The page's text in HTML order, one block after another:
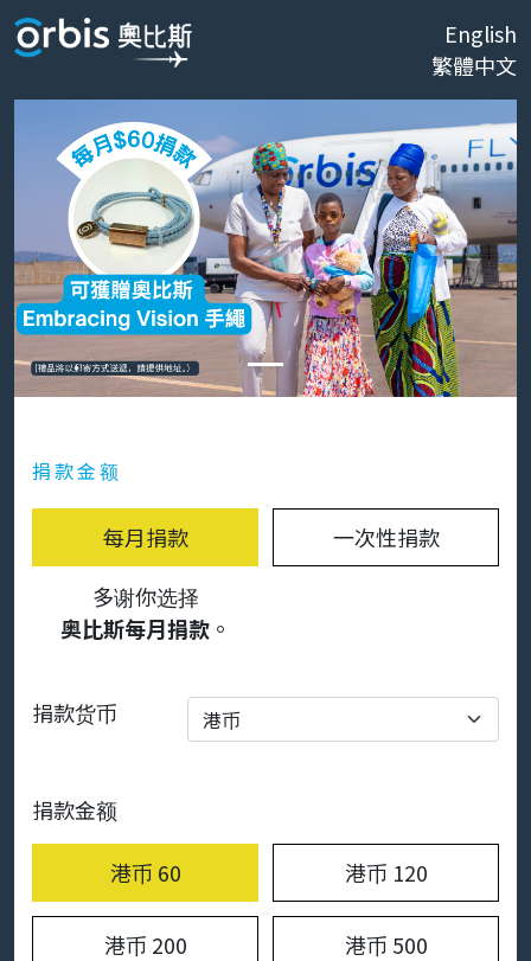
English
繁體中文
捐款金额
每月捐款
一次性捐款
多谢你选择
奥比斯每月捐款。
捐款货币
捐款金额
港币 60 港币 120
港币 200 港币 500